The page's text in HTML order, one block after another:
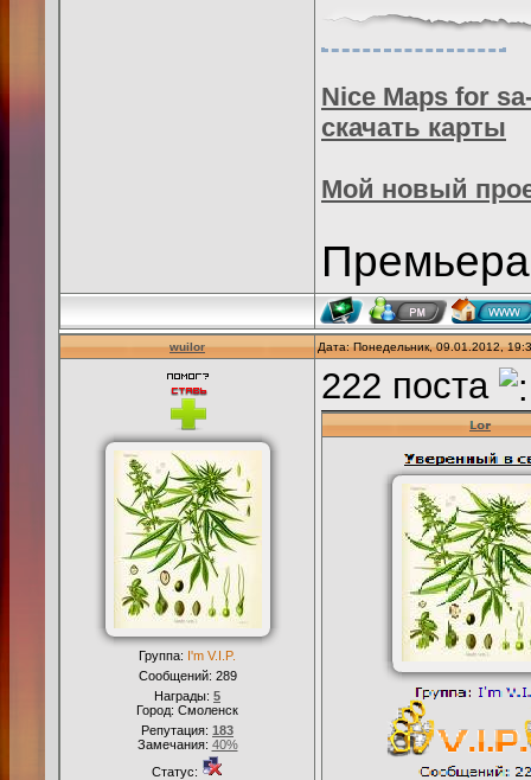
Nice Maps for
скачать карты
Мой новый
wuilor Дата: Понедельник, 09.01.2012,
Группа: I'm V.I.P.
Сообщений: 289
Награды: 5
Город: Смоленск
Репутация: 183
Замечания: 40%
Статус:
222 поста